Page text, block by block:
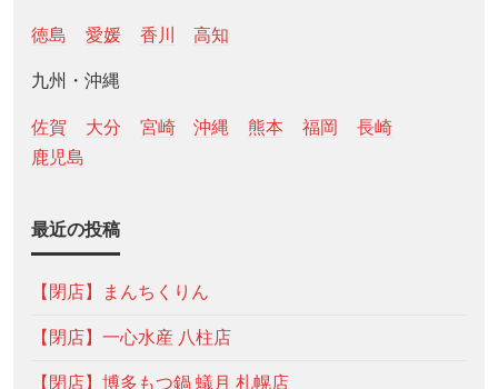
徳島 愛媛 香川 高知
九州・沖縄
佐賀 大分 宮崎 沖縄 熊本 福岡
長崎
鹿児島
最近の投稿
【閉店】まんちくりん
【閉店】一心水産 八柱店
【閉店】博多もつ鍋 蟻月 札幌店